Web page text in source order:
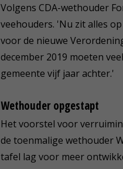
Volgens CDA-wethouder
veehouders. 'Nu zit alles
voor de nieuwe
december 2019 moeten
gemeente vijf jaar achter.'
Wethouder opgestapt
Het voorstel voor
de toenmalige wethouder
tafel lag voor meer